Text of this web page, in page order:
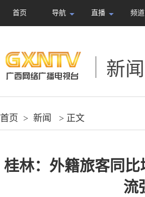
首页 导航 直播 频道
新闻
首页 > 新闻 > 正文
桂林：外籍旅客同
流